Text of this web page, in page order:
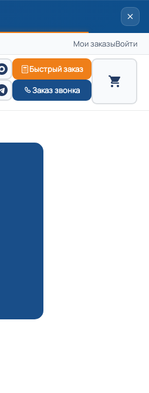
Мои заказыВойти
Быстрый заказ
Заказ звонка